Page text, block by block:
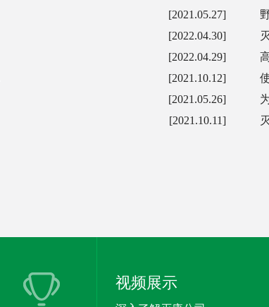
[2021.05.27]
[2022.04.30]
[2022.04.29]
[2021.10.12]
[2021.05.26]
[2021.10.11]
视频展示